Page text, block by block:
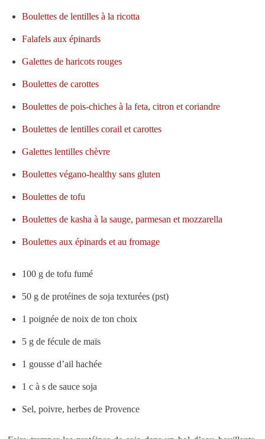
Boulettes de lentilles à la ricotta
Falafels aux épinards
Galettes de haricots rouges
Boulettes de carottes
Boulettes de pois-chiches à la feta, citron et coriandre
Boulettes de lentilles corail et carottes
Galettes lentilles chèvre
Boulettes végano-healthy sans gluten
Boulettes de tofu
Boulettes de kasha à la sauge, parmesan et mozzarella
Boulettes aux épinards et au fromage
100 g de tofu fumé
50 g de protéines de soja texturées (pst)
1 poignée de noix de ton choix
5 g de fécule de maïs
1 gousse d’ail hachée
1 c à s de sauce soja
Sel, poivre, herbes de Provence